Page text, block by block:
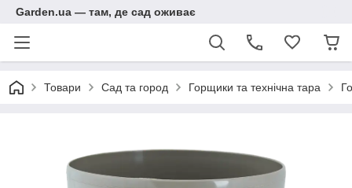
Garden.ua — там, де сад оживає
Товари Сад та город Горщики та технічна тара